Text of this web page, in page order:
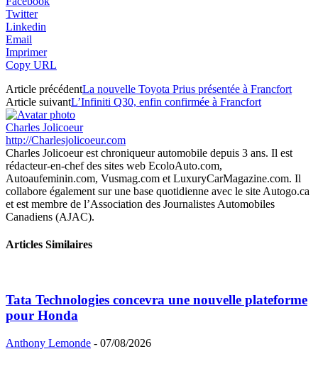
Twitter
Linkedin
Email
Imprimer
Copy URL
Article précédentLa nouvelle Toyota Prius présentée à Francfort
Article suivantL’Infiniti Q30, enfin confirmée à Francfort
Charles Jolicoeur
http://Charlesjolicoeur.com
Charles Jolicoeur est chroniqueur automobile depuis 3 ans. Il est
rédacteur-en-chef des sites web EcoloAuto.com,
Autoaufeminin.com, Vusmag.com et LuxuryCarMagazine.com. Il
collabore également sur une base quotidienne avec le site Autogo.ca
et est membre de l’Association des Journalistes Automobiles
Canadiens (AJAC).
Articles Similaires
Tata Technologies concevra une nouvelle plateforme
pour Honda
Anthony Lemonde - 07/08/2026